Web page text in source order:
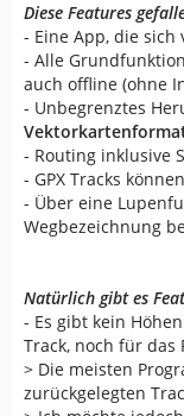
Diese Features
- Eine App, die
- Alle
auch offline (ohne
- Unbegrenztes
- Routing inklusive
- GPX Tracks
- Über eine
Wegbezeichnung
Natürlich gibt es
- Es gibt kein
Track, noch für das
> Die meisten
zurückgelegten